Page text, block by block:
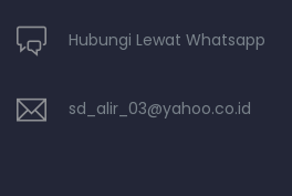
Hubungi Lewat Whatsapp
sd_alir_03@yahoo.co.id